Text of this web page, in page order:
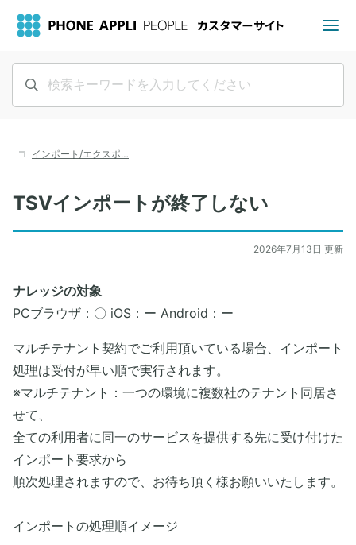
インポート/エクスポ…
TSVインポートが終了しない
2026年7月13日 更新
ナレッジの対象
PCブラウザ：〇 iOS：ー Android：ー
マルチテナント契約でご利用頂いている場合、インポート
処理は受付が早い順で実行されます。
※マルチテナント：一つの環境に複数社のテナント同居さ
せて、
全ての利用者に同一のサービスを提供する先に受け付けた
インポート要求から
順次処理されますので、お待ち頂く様お願いいたします。
インポートの処理順イメージ